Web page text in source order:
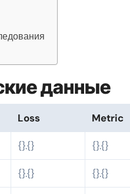
данные
Loss Metric
{}.{} {}.{}
{}.{} {}.{}